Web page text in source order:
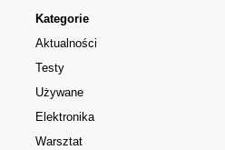
Kategorie
Aktualności
Testy
Używane
Elektronika
Warsztat